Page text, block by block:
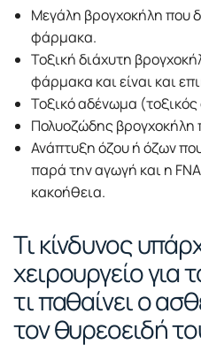
Μεγάλη βρογχοκήλη που
φάρμακα.
Τοξική διάχυτη
φάρμακα και είναι και
Τοξικό αδένωμα
Πολυοζώδης βρογχοκήλη
Ανάπτυξη όζου ή όζων
παρά την αγωγή και η
κακοήθεια.
Τι κίνδυνος
χειρουργείο για
τι παθαίνει ο
τον θυρεοειδή